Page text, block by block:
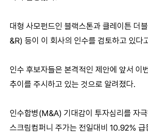
대형 사모펀드인 블랙스톤과 클레이튼 더
&R) 등이 이 회사의 인수를 검토하고 있다
인수 후보자들은 본격적인 제안에 앞서 이
추이를 주시하고 있는 것으로 알려졌다.
인수합병(M&A) 기대감이 투자심리를 자극
스크림컴퍼니 주가는 전일대비 10.92% 급